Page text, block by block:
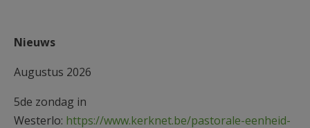
Nieuws
Augustus 2026
5de zondag in
Westerlo: https://www.kerknet.be/pastorale-eenheid-